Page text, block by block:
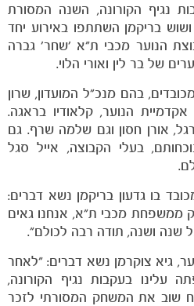
נגיף הקורונה, השנה המסורת
בריקמן השתתפו באירוע יחד
הנוער מכבי ת״א ׳שחר׳ גברה
בהם מנכ״ל המועדון, שרון
הנוער, קלאודיו בראגה.
אורן חסון וגם שלמה שרף. גם
בעלי הקבוצה, אייל סגל
בו גדעון בריקמן נשא דברים:
ממשפחת מכבי ת״א, אנחנו גאים
שנה ושנה, תודה רבה לכולם״.
גיא צוקרמן נשא דברים: ״לאחר
עלינו בעקבות נגיף הקורונה,
שוב את המשחק המסורתי לזכר